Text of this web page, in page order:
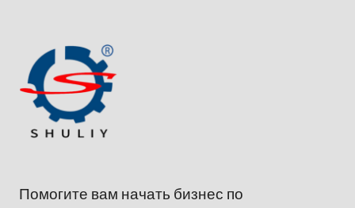
Помогите вам начать бизнес по